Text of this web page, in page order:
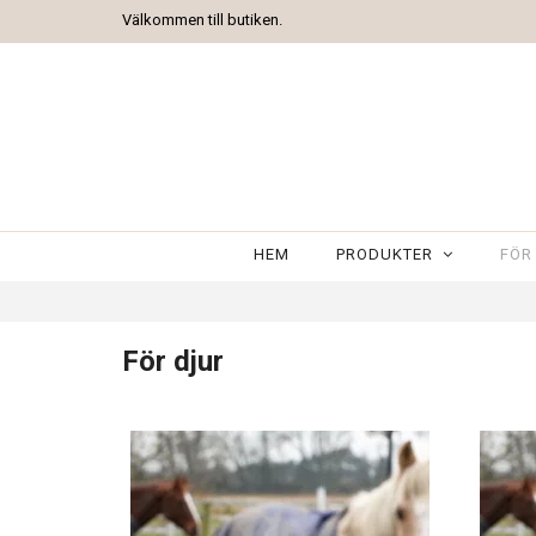
Välkommen till butiken.
HEM PRODUKTER
För djur